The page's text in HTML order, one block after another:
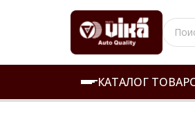
КАТАЛОГ